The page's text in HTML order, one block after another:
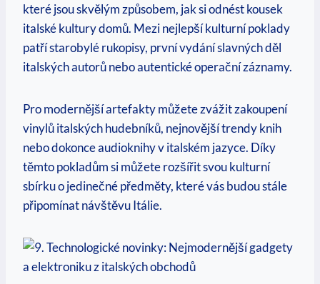
které jsou skvělým způsobem, jak si odnést kousek
italské kultury domů. Mezi nejlepší kulturní poklady
patří starobylé rukopisy, první vydání slavných děl
italských autorů nebo autentické operační záznamy.
Pro modernější artefakty můžete zvážit zakoupení
vinylů italských hudebníků, nejnovější trendy knih
nebo dokonce audioknihy v italském jazyce. Díky
těmto pokladům si můžete rozšířit svou kulturní
sbírku o jedinečné předměty, které vás budou stále
připomínat návštěvu Itálie.